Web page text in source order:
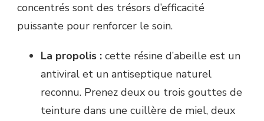
concentrés sont des trésors d’efficacité
puissante pour renforcer le soin.
La propolis : cette résine d’abeille est un
antiviral et un antiseptique naturel
reconnu. Prenez deux ou trois gouttes de
teinture dans une cuillère de miel, deux